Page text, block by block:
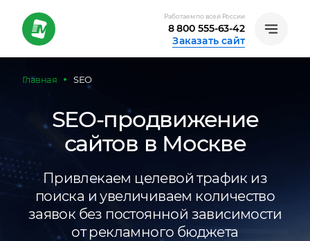
Работаем по всей России
8 800 555-63-42
Заказать сайт
Главная SEO
SEO-продвижение
сайтов в Москве
Привлекаем целевой трафик из
поиска и увеличиваем количество
заявок без постоянной зависимости
от рекламного бюджета